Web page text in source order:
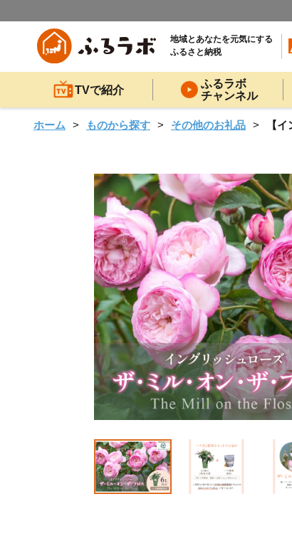
地域とあなたを元気にする
ふるさと納税
TVで紹介
ふるラボ
チャンネル
ホーム ものから探す その他のお礼品 【